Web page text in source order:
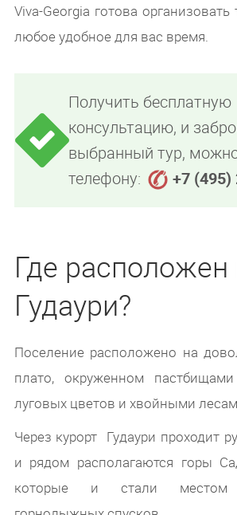
Viva-Georgia готова
любое удобное для вас время.
Получить бесплатную
консультацию, и
выбранный тур,
телефону:
+7
Где расположен
Гудаури?
Поселение расположено на
плато, окруженном
луговых цветов и хвойными
Через курорт Гудаури проходит
и рядом располагаются горы
которые и стали местом